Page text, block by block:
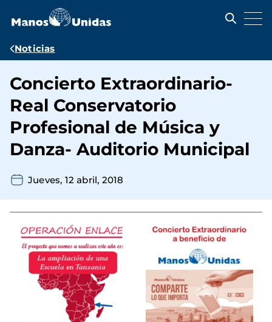
contenido
Ruta
navegación
Noticias
Concierto Extraordinario-
Real Conservatorio
Profesional de Música y
Danza- Auditorio Municipal
Jueves, 12 abril, 2018